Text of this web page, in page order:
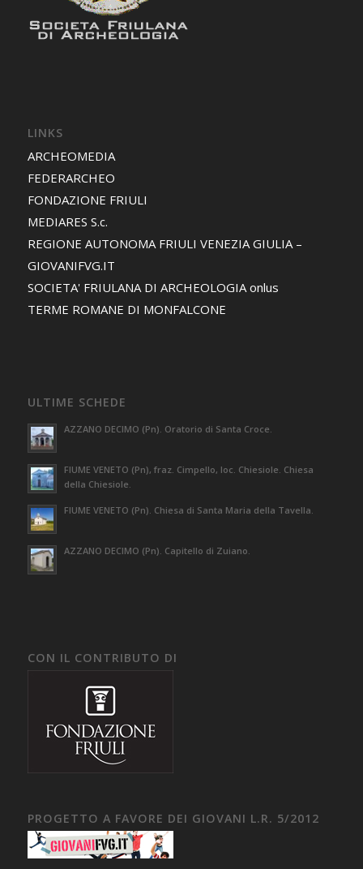
LINKS
ARCHEOMEDIA
FEDERARCHEO
FONDAZIONE FRIULI
MEDIARES S.c.
REGIONE AUTONOMA FRIULI VENEZIA GIULIA –
GIOVANIFVG.IT
SOCIETA' FRIULANA DI ARCHEOLOGIA onlus
TERME ROMANE DI MONFALCONE
ULTIME SCHEDE
AZZANO DECIMO (Pn). Oratorio di Santa Croce.
FIUME VENETO (Pn), fraz. Cimpello, loc. Chiesiole. Chiesa
della Chiesiole.
FIUME VENETO (Pn). Chiesa di Santa Maria della Tavella.
AZZANO DECIMO (Pn). Capitello di Zuiano.
CON IL CONTRIBUTO DI
PROGETTO A FAVORE DEI GIOVANI L.R. 5/2012